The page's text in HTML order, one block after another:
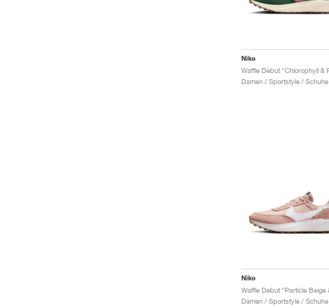
Nike
Damen / Sportstyle / Schuhe
Nike
Damen / Sportstyle / Schuhe